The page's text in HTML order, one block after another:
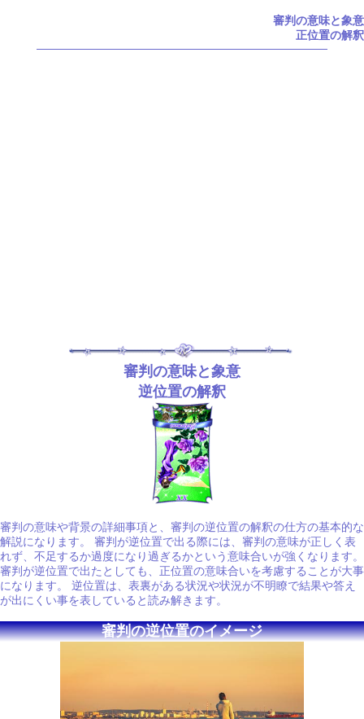
審判の意味と象意
正位置の解釈
審判の意味と象意
逆位置の解釈
審判の意味や背景の詳細事項と、審判の逆位置の解釈の仕方の基本的な
解説になります。 審判が逆位置で出る際には、審判の意味が正しく表
れず、不足するか過度になり過ぎるかという意味合いが強くなります。
審判が逆位置で出たとしても、正位置の意味合いを考慮することが大事
になります。 逆位置は、表裏がある状況や状況が不明瞭で結果や答え
が出にくい事を表していると読み解きます。
審判の逆位置のイメージ